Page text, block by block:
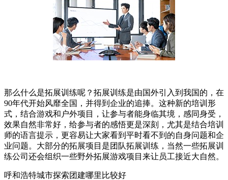
那么什么是拓展训练呢？拓展训练是由国外引入到我国的，在
90年代开始风靡全国，并得到企业的追捧。这种新的培训形
式，结合游戏和户外项目，让参与者能身临其境，感同身受，
效果自然非常好，给参与者的感悟更是深刻，尤其是结合培训
师的语言提示，更容易让大家看到平时看不到的自身问题和企
业问题。大部分的拓展项目是团队拓展训练，当然一些拓展训
练公司还会组织一些野外拓展游戏项目来让员工接近大自然。
呼和浩特城市探索团建哪里比较好